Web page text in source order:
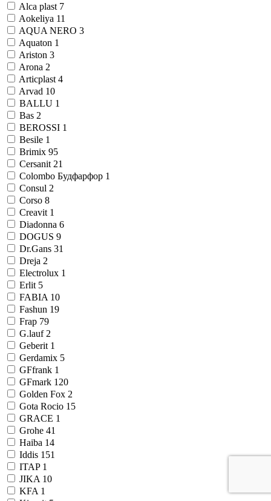
Alca plast 7
Aokeliya 11
AQUA NERO 3
Aquaton 1
Ariston 3
Arona 2
Articplast 4
Arvad 10
BALLU 1
Bas 2
BEROSSI 1
Besile 1
Brimix 95
Cersanit 21
Colombo Будфарфор 1
Consul 2
Corso 8
Creavit 1
Diadonna 6
DOGUS 9
Dr.Gans 31
Dreja 2
Electrolux 1
Erlit 5
FABIA 10
Fashun 19
Frap 79
G.lauf 2
Geberit 1
Gerdamix 5
GFfrank 1
GFmark 120
Golden Fox 2
Gota Rocio 15
GRACE 1
Grohe 41
Haiba 14
Iddis 151
ITAP 1
JIKA 10
KFA 1